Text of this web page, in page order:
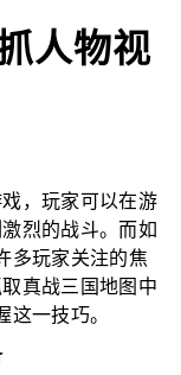
人物视
，玩家可以在游
烈的战斗。而如
多玩家关注的焦
真战三国地图中
一技巧。